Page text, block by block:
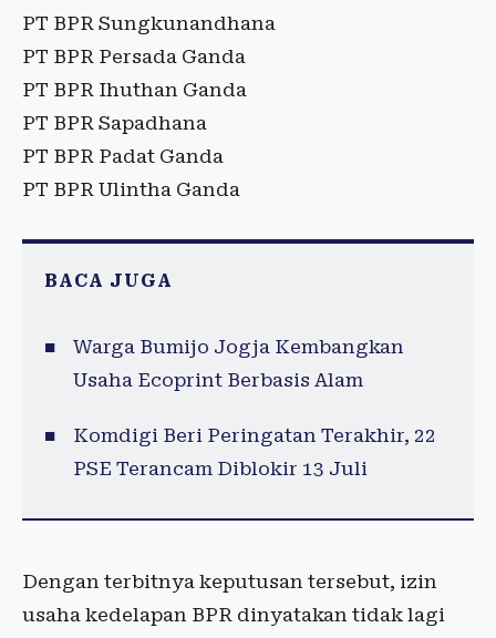
PT BPR Sungkunandhana
PT BPR Persada Ganda
PT BPR Ihuthan Ganda
PT BPR Sapadhana
PT BPR Padat Ganda
PT BPR Ulintha Ganda
BACA JUGA
Warga Bumijo Jogja Kembangkan
Usaha Ecoprint Berbasis Alam
Komdigi Beri Peringatan Terakhir, 22
PSE Terancam Diblokir 13 Juli
Dengan terbitnya keputusan tersebut, izin
usaha kedelapan BPR dinyatakan tidak lagi